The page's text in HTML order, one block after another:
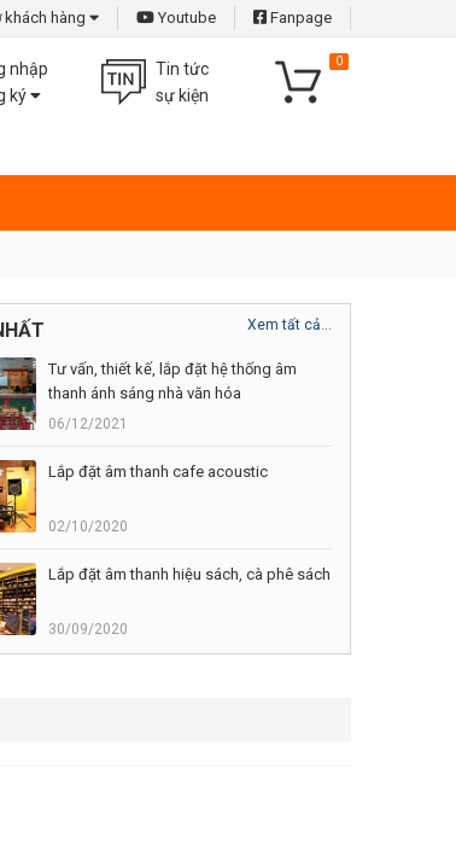
hàng Youtube Fanpage
0
Tin tức
sự kiện
nhập
ký
Xem tất cả...
Tư vấn, thiết kế, lắp đặt hệ thống âm
thanh ánh sáng nhà văn hóa
06/12/2021
Lắp đặt âm thanh cafe acoustic
02/10/2020
Lắp đặt âm thanh hiệu sách, cà phê sách
30/09/2020